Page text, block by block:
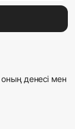
денесі мен